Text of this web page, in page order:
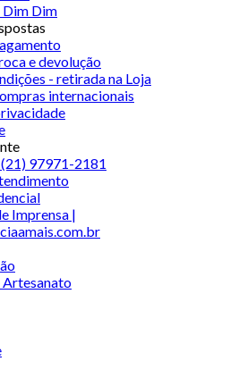
Dim Dim
e devolução
- retirada na Loja
internacionais
97971-2181
Imprensa |
Artesanato